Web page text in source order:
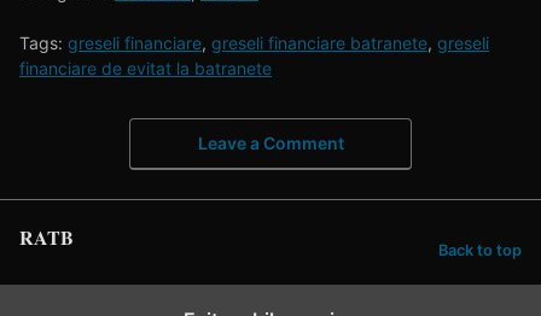
Tags: greseli financiare, greseli financiare batranete, greseli
financiare de evitat la batranete
Leave a Comment
RATB Back to top